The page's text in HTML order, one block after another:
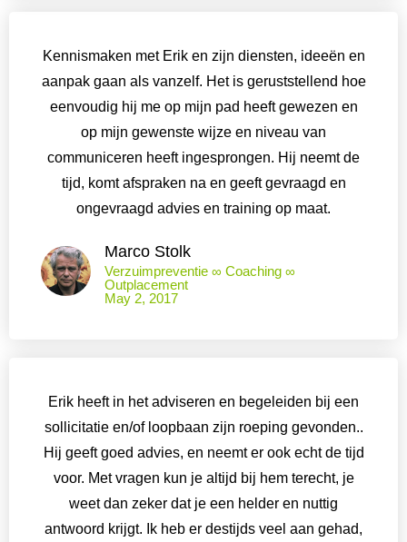
Kennismaken met Erik en zijn diensten, ideeën en
aanpak gaan als vanzelf. Het is geruststellend hoe
eenvoudig hij me op mijn pad heeft gewezen en
op mijn gewenste wijze en niveau van
communiceren heeft ingesprongen. Hij neemt de
tijd, komt afspraken na en geeft gevraagd en
ongevraagd advies en training op maat.
Marco Stolk
Verzuimpreventie ∞ Coaching ∞
Outplacement
May 2, 2017
Erik heeft in het adviseren en begeleiden bij een
sollicitatie en/of loopbaan zijn roeping gevonden..
Hij geeft goed advies, en neemt er ook echt de tijd
voor. Met vragen kun je altijd bij hem terecht, je
weet dan zeker dat je een helder en nuttig
antwoord krijgt. Ik heb er destijds veel aan gehad,